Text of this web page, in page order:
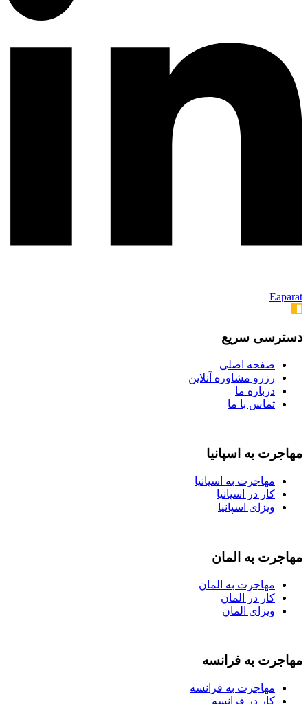
Eaparat
دسترسی سریع
صفحه اصلی
رزرو مشاوره آنلاین
درباره ما
تماس با ما
مهاجرت به اسپانیا
مهاجرت به اسپانیا
کار در اسپانیا
ویزای اسپانیا
مهاجرت به المان
مهاجرت به المان
کار در المان
ویزای المان
مهاجرت به فرانسه
مهاجرت به فرانسه
کار در فرانسه